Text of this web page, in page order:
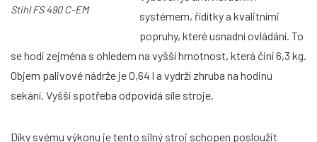
Stihl FS 490 C-EM
systémem, řídítky a kvalitními
popruhy, které usnadní ovládání. To
se hodí zejména s ohledem na vyšší hmotnost, která činí 6,3 kg.
Objem palivové nádrže je 0,64 l a vydrží zhruba na hodinu
sekání. Vyšší spotřeba odpovídá síle stroje.
Díky svému výkonu je tento silný stroj schopen posloužit